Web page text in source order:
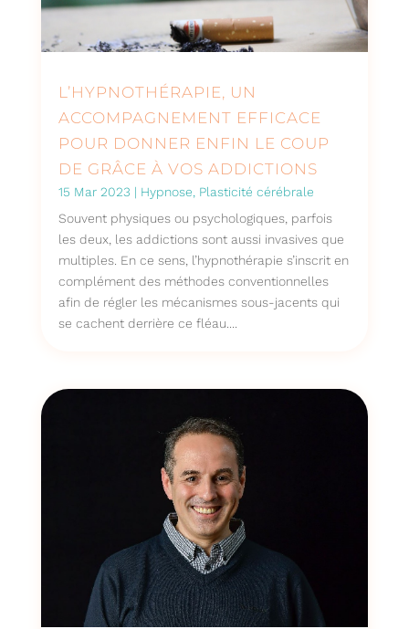
L’HYPNOTHÉRAPIE, UN
ACCOMPAGNEMENT EFFICACE
POUR DONNER ENFIN LE COUP
DE GRÂCE À VOS ADDICTIONS
15 Mar 2023 | Hypnose Plasticité cérébrale
Souvent physiques ou psychologiques, parfois
les deux, les addictions sont aussi invasives que
multiples. En ce sens, l’hypnothérapie s’inscrit en
complément des méthodes conventionnelles
afin de régler les mécanismes sous-jacents qui
se cachent derrière ce fléau....